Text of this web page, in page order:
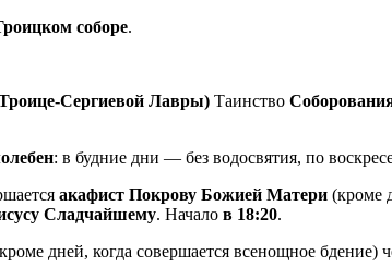
соборе.
Сергиевой Лавры) Таинство
: в будние дни — без водосвятия, по
акафист Покрову Божией Матери (кроме
Сладчайшему. Начало в 18:20.
дней, когда совершается всенощное бдение)